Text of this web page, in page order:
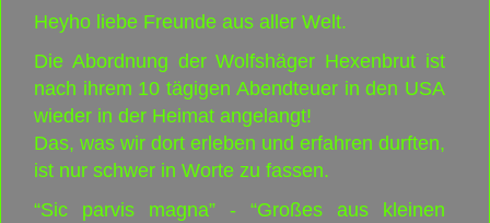
Heyho liebe Freunde aus aller Welt.
Die Abordnung der Wolfshäger Hexenbrut ist
nach ihrem 10 tägigen Abendteuer in den USA
wieder in der Heimat angelangt!
Das, was wir dort erleben und erfahren durften,
ist nur schwer in Worte zu fassen.
“Sic parvis magna” - “Großes aus kleinen